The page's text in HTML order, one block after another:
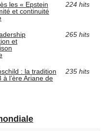
les « Epstein
et continuité
224 hits
et
265 hits
: la tradition
l’ère Ariane de
235 hits